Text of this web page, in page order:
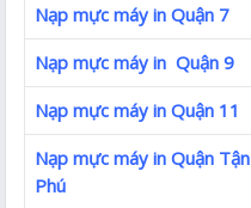
Nạp mực máy in Quận 7
Nạp mực máy in Quận 9
Nạp mực máy in Quận 11
Nạp mực máy in Quận Tận
Phú